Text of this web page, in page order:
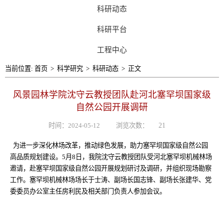
科研动态
科研平台
工程中心
当前位置: 首页 > 科学研究 > 科研动态 > 正文
风景园林学院沈守云教授团队赴河北塞罕坝国家级
自然公园开展调研
时间：2024-05-12 浏览次数： 21
为进一步深化林场改革，推动绿色发展，助力塞罕坝国家级自然公园
高品质规划建设。5月8日，我院沈守云教授团队受河北塞罕坝机械林场
邀请，赴塞罕坝国家级自然公园开展规划研讨及调研，并组织现场勘察
工作。塞罕坝机械林场场长于士涛、副场长国志锋、副场长张建华、党
委委员办公室主任房利民及相关部门负责人参加会议。